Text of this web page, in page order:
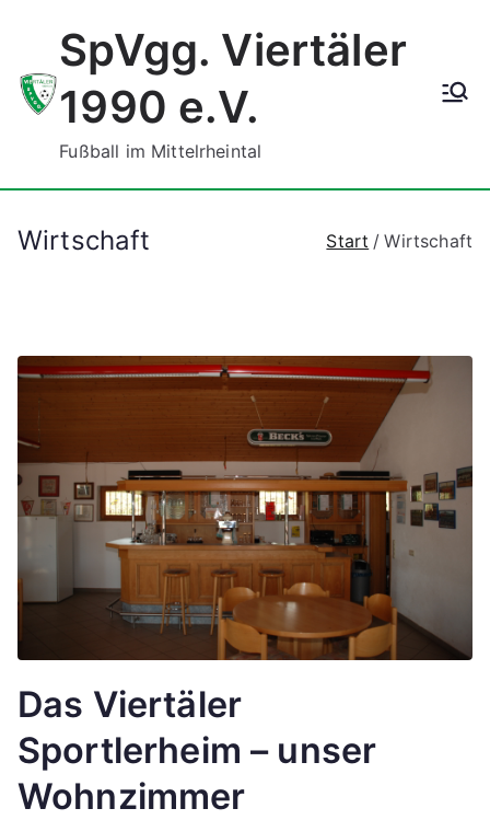
springenSpVgg. Viertäler
1990 e.V.
Fußball im Mittelrheintal
Wirtschaft Start Wirtschaft
Das Viertäler
Sportlerheim – unser
Wohnzimmer